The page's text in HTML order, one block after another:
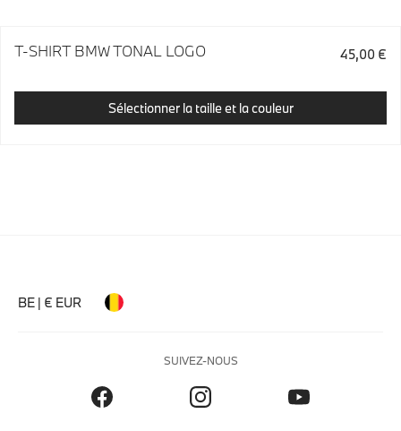
T-SHIRT BMW TONAL LOGO 45,00 €
Sélectionner la taille et la couleur
BE | € EUR
SUIVEZ-NOUS